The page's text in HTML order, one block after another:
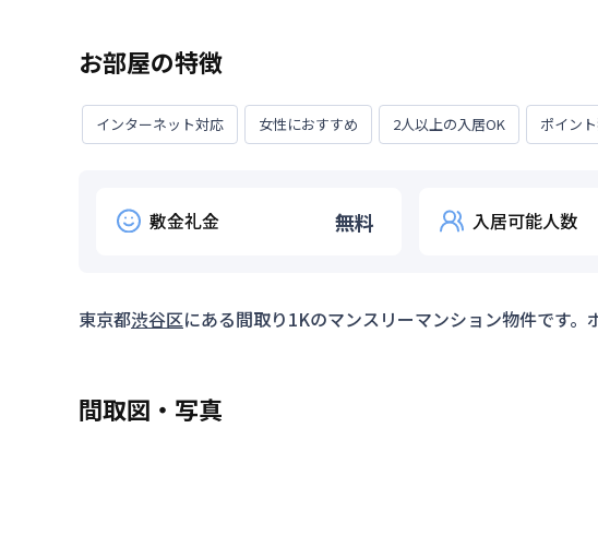
お部屋の特徴
インターネット対応 女性におすすめ 2人以上の入居OK ポイン
敷金礼金 無料 入居可能人数
東京都渋谷区にある間取り1Kのマンスリーマンション物件です
間取図・写真